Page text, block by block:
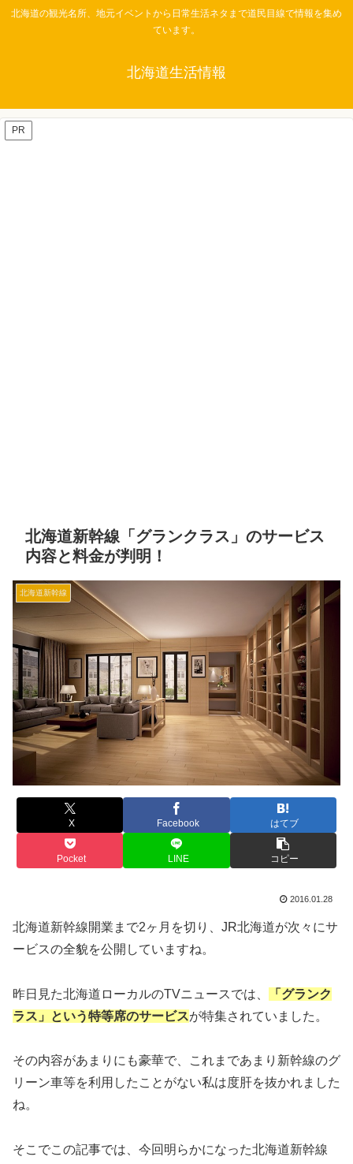
北海道の観光名所、地元イベントから日常生活ネタまで道民目線で情報を集め
ています。
北海道生活情報
PR
北海道新幹線「グランクラス」のサービス
内容と料金が判明！
北海道新幹線
X Facebook はてブ
Pocket LINE コピー
2016.01.28
北海道新幹線開業まで2ヶ月を切り、JR北海道が次々にサ
ービスの全貌を公開していますね。
昨日見た北海道ローカルのTVニュースでは、
「グランク
ラス」という特等席のサービスが特集されていました。
その内容があまりにも豪華で、これまであまり新幹線のグ
リーン車等を利用したことがない私は度肝を抜かれました
ね。
そこでこの記事では、今回明らかになった北海道新幹線